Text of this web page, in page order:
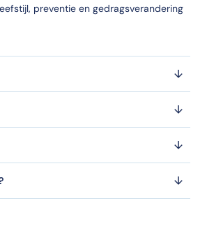
preventie en gedragsverandering